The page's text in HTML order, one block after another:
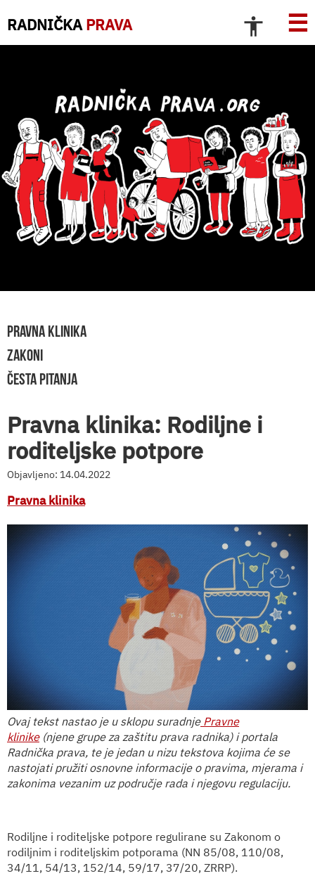
RADNIČKA PRAVA ☰
PRAVNA KLINIKA
ZAKONI
ČESTA PITANJA
Pravna klinika: Rodiljne i
roditeljske potpore
Objavljeno: 14.04.2022
Pravna klinika
Ovaj tekst nastao je u sklopu suradnjePravne
klinike(njene grupe za zaštitu prava radnika) i portala
Radnička prava, te je jedan u nizu tekstova kojima će se
nastojati pružiti osnovne informacije o pravima, mjerama i
zakonima vezanim uz područje rada i njegovu regulaciju.
Rodiljne i roditeljske potpore regulirane su Zakonom o
rodiljnim i roditeljskim potporama (NN 85/08, 110/08,
34/11, 54/13, 152/14, 59/17, 37/20, ZRRP).